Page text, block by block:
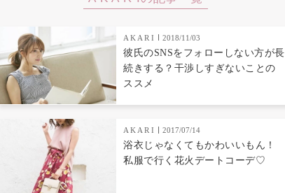
A K A R I 2018/11/03
彼氏のSNSをフォローしない方が長
続きする？干渉しすぎないことの
ススメ
A K A R I 2017/07/14
浴衣じゃなくてもかわいいもん！
私服で行く花火デートコーデ♡